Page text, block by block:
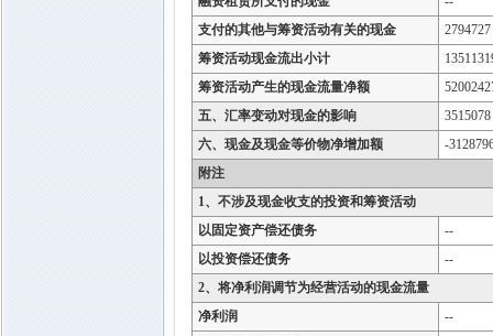
支付的其他与筹资活动有关的现金
2794727
筹资活动现金流出小计
筹资活动产生的现金流量净额
五、汇率变动对现金的影响
3515078
六、现金及现金等价物净增加额
-
附注
1、不涉及现金收支的投资和筹资活动
以固定资产偿还债务
--
以投资偿还债务
--
2、将净利润调节为经营活动的现金流量
净利润
--